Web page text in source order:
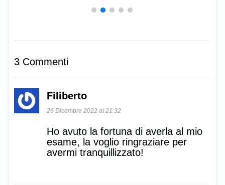
3 Commenti
Filiberto
26 Dicembre 2022 at 21:32
Ho avuto la fortuna di averla al mio
esame, la voglio ringraziare per
avermi tranquillizzato!